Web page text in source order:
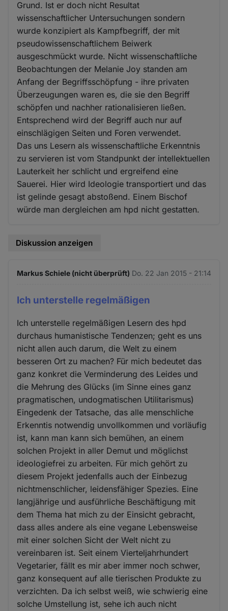
Grund. Ist er doch nicht Resultat
wissenschaftlicher Untersuchungen sondern
wurde konzipiert als Kampfbegriff, der mit
pseudowissenschaftlichem Beiwerk
ausgeschmückt wurde. Nicht wissenschaftliche
Beobachtungen der Melanie Joy standen am
Anfang der Begriffsschöpfung - ihre privaten
Überzeugungen waren es, die sie den Begriff
schöpfen und nachher rationalisieren ließen.
Entsprechend wird der Begriff auch nur auf
einschlägigen Seiten und Foren verwendet.
Das uns Lesern als wissenschaftliche Erkenntnis
zu servieren ist vom Standpunkt der intellektuellen
Lauterkeit her schlicht und ergreifend eine
Sauerei. Hier wird Ideologie transportiert und das
ist gelinde gesagt abstoßend. Einem Bischof
würde man dergleichen am hpd nicht gestatten.
Diskussion anzeigen
Markus Schiele (nicht überprüft) Do. 22 Jan 2015 - 21:14
Ich unterstelle regelmäßigen
Ich unterstelle regelmäßigen Lesern des hpd
durchaus humanistische Tendenzen; geht es uns
nicht allen auch darum, die Welt zu einem
besseren Ort zu machen? Für mich bedeutet das
ganz konkret die Verminderung des Leides und
die Mehrung des Glücks (im Sinne eines ganz
pragmatischen, undogmatischen Utilitarismus)
Eingedenk der Tatsache, das alle menschliche
Erkenntis notwendig unvollkommen und vorläufig
ist, kann man kann sich bemühen, an einem
solchen Projekt in aller Demut und möglichst
ideologiefrei zu arbeiten. Für mich gehört zu
diesem Projekt jedenfalls auch der Einbezug
nichtmenschlicher, leidensfähiger Spezies. Eine
langjährige und ausführliche Beschäftigung mit
dem Thema hat mich zu der Einsicht gebracht,
dass alles andere als eine vegane Lebensweise
mit einer solchen Sicht der Welt nicht zu
vereinbaren ist. Seit einem Vierteljahrhundert
Vegetarier, fällt es mir aber immer noch schwer,
ganz konsequent auf alle tierischen Produkte zu
verzichten. Da ich selbst weiß, wie schwierig eine
solche Umstellung ist, sehe ich auch nicht